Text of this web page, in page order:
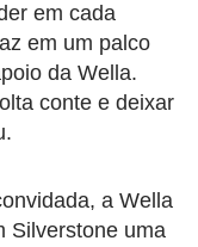
em cada
em um palco
da Wella.
conte e deixar
a Wella
Silverstone uma